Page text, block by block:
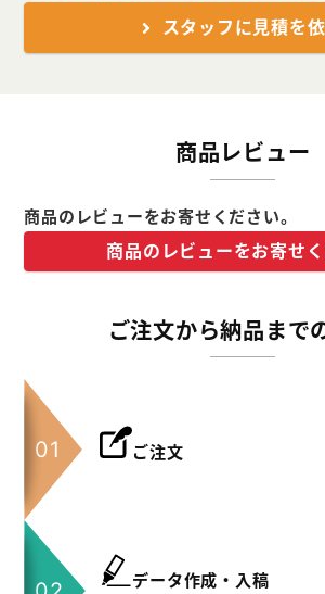
スタッフに見積を
商品レビュー
商品のレビューをお寄せください。
商品のレビューをお寄せ
ご注文から納品まで
ご注文
データ作成・入稿